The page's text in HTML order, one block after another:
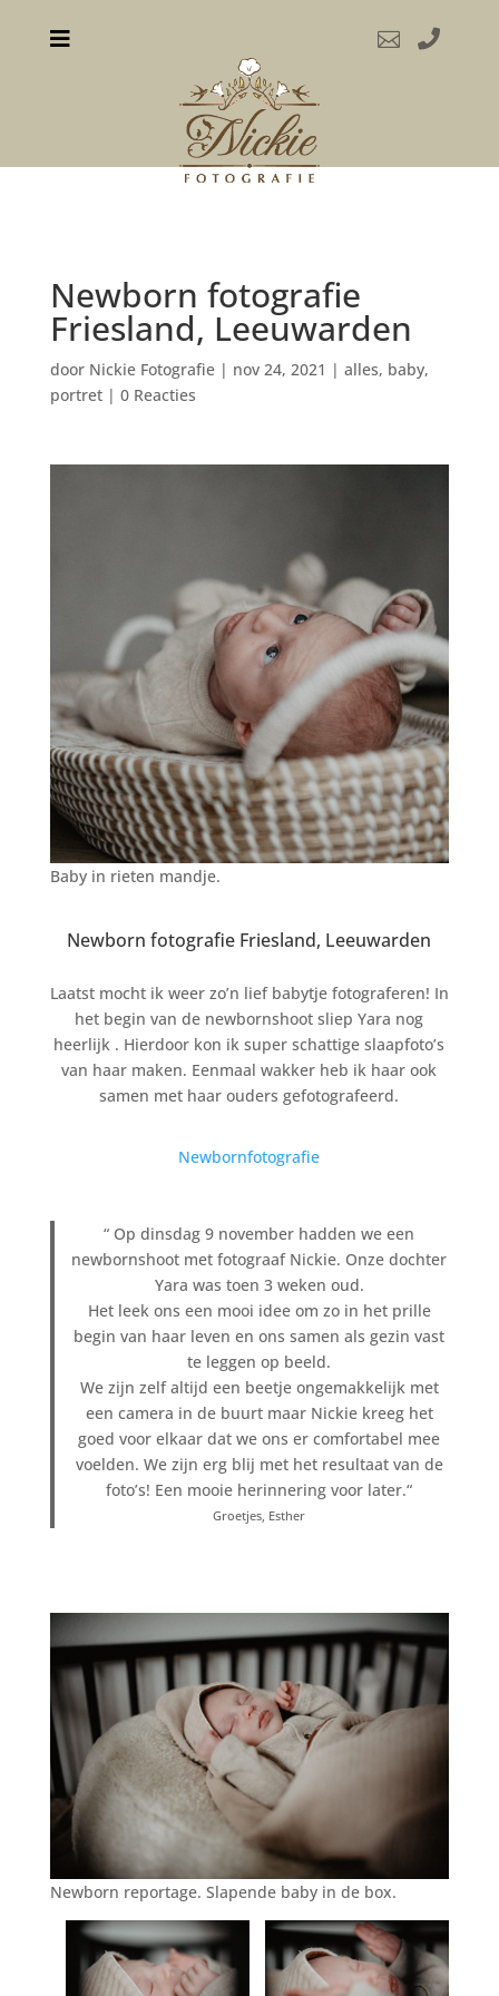
  
Newborn fotografie
Friesland, Leeuwarden
door Nickie Fotografie| nov 24, 2021 | alles, baby,
portret| 0 Reacties
Baby in rieten mandje.
Newborn fotografie Friesland, Leeuwarden
Laatst mocht ik weer zo’n lief babytje fotograferen! In
het begin van de newbornshoot sliep Yara nog
heerlijk . Hierdoor kon ik super schattige slaapfoto’s
van haar maken. Eenmaal wakker heb ik haar ook
samen met haar ouders gefotografeerd.
Newbornfotografie
“ Op dinsdag 9 november hadden we een
newbornshoot met fotograaf Nickie. Onze dochter
Yara was toen 3 weken oud.
Het leek ons een mooi idee om zo in het prille
begin van haar leven en ons samen als gezin vast
te leggen op beeld.
We zijn zelf altijd een beetje ongemakkelijk met
een camera in de buurt maar Nickie kreeg het
goed voor elkaar dat we ons er comfortabel mee
voelden. We zijn erg blij met het resultaat van de
foto’s! Een mooie herinnering voor later.“
Groetjes, Esther
Newborn reportage. Slapende baby in de box.